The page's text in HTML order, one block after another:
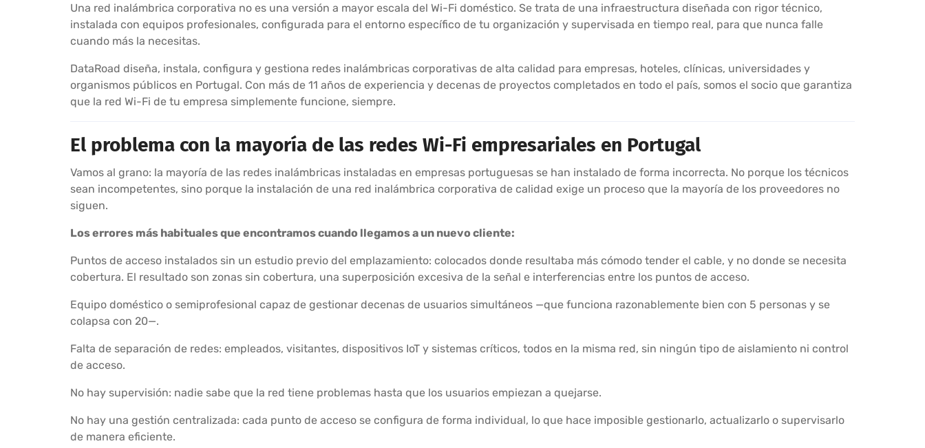
Una red inalámbrica corporativa no es una versión a mayor escala del Wi-Fi doméstico. Se trata de una infraestructura diseñada con rigor técnico,
instalada con equipos profesionales, configurada para el entorno específico de tu organización y supervisada en tiempo real, para que nunca falle
cuando más la necesitas.
DataRoad diseña, instala, configura y gestiona redes inalámbricas corporativas de alta calidad para empresas, hoteles, clínicas, universidades y
organismos públicos en Portugal. Con más de 11 años de experiencia y decenas de proyectos completados en todo el país, somos el socio que garantiza
que la red Wi-Fi de tu empresa simplemente funcione, siempre.
El problema con la mayoría de las redes Wi-Fi empresariales en Portugal
Vamos al grano: la mayoría de las redes inalámbricas instaladas en empresas portuguesas se han instalado de forma incorrecta. No porque los técnicos
sean incompetentes, sino porque la instalación de una red inalámbrica corporativa de calidad exige un proceso que la mayoría de los proveedores no
siguen.
Los errores más habituales que encontramos cuando llegamos a un nuevo cliente:
Puntos de acceso instalados sin un estudio previo del emplazamiento: colocados donde resultaba más cómodo tender el cable, y no donde se necesita
cobertura. El resultado son zonas sin cobertura, una superposición excesiva de la señal e interferencias entre los puntos de acceso.
Equipo doméstico o semiprofesional capaz de gestionar decenas de usuarios simultáneos —que funciona razonablemente bien con 5 personas y se
colapsa con 20—.
Falta de separación de redes: empleados, visitantes, dispositivos IoT y sistemas críticos, todos en la misma red, sin ningún tipo de aislamiento ni control
de acceso.
No hay supervisión: nadie sabe que la red tiene problemas hasta que los usuarios empiezan a quejarse.
No hay una gestión centralizada: cada punto de acceso se configura de forma individual, lo que hace imposible gestionarlo, actualizarlo o supervisarlo
de manera eficiente.